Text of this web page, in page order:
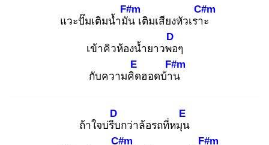
แวะปั๊มเติมน้ำมัน
F#m
เติมเสียงหัวเราะ
C#m
เข้าคิวห้องน้ำยาวพอ
D
ๆ
กับความคิด
E
ฮอดบ้าน
F#m
ถ้าใจบ่รีบ
D
กว่าล้อรถที่หมุน
E
C#m
F#m